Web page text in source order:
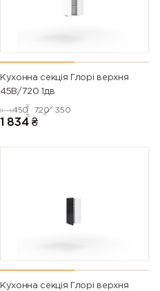
Кухонна секція Глорі верхня
45В/720 1дв
450 720 350
1 834 ₴
Кухонна секція Глорі верхня